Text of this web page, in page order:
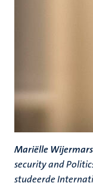
Mariëlle Wijermars
security and
studeerde